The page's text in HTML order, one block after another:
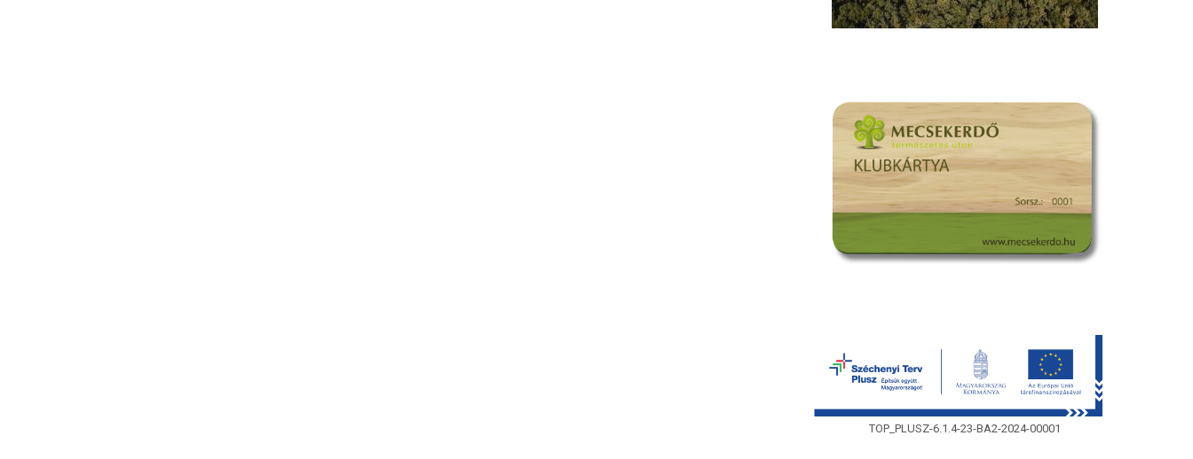
TOP_PLUSZ-6.1.4-23-BA2-2024-00001